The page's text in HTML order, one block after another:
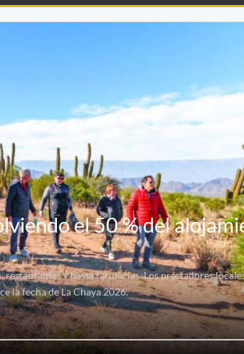
el 50 % del
y hasta farmacias. Los prestadores
la fecha de La Chaya 2026.